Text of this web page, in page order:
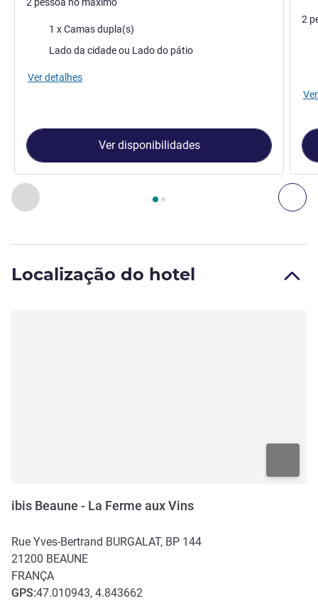
Anterior - Quarto
Página , Quarto 1 : Quarto Standard com 1 cama
2 pessoa no máximo
Cama1 x Camas dupla(s)
Vistas:
Lado da cidade ou Lado do pátio
Ver detalhes
Ver disponibilidades
2
Localização do hotel
ibis Beaune - La Ferme aux Vins
Rue Yves-Bertrand BURGALAT, BP 144
21200 BEAUNE
FRANÇA
GPS:47.010943, 4.843662